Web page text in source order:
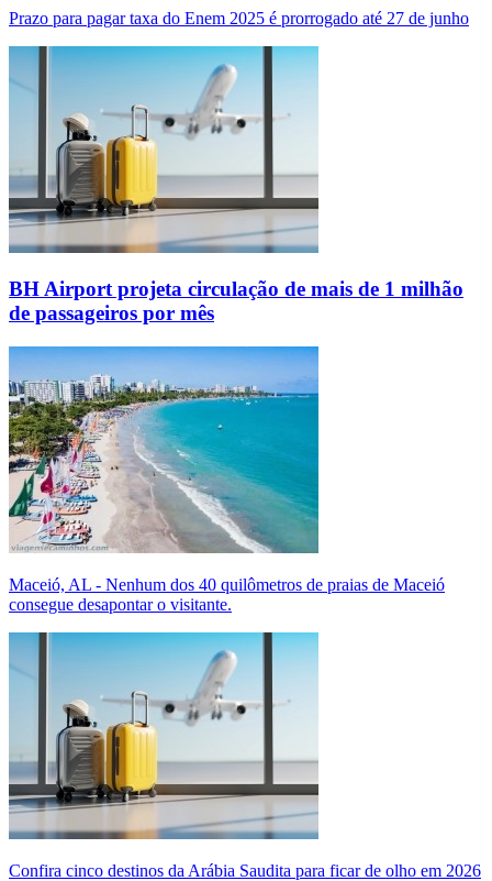
Prazo para pagar taxa do Enem 2025 é prorrogado até 27 de junho
BH Airport projeta circulação de mais de 1 milhão
de passageiros por mês
Maceió, AL - Nenhum dos 40 quilômetros de praias de Maceió
consegue desapontar o visitante.
Confira cinco destinos da Arábia Saudita para ficar de olho em 2026